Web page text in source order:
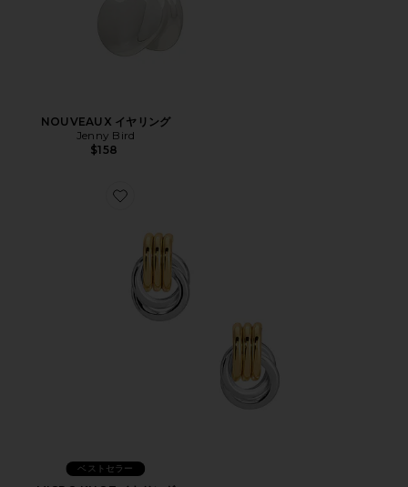
NOUVEAUX イヤリング
Jenny Bird
$158
Favorite MICRO KNOT イヤリング
ベストセラー